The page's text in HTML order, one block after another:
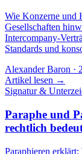
Wie Konzerne und
Gesellschaften
Intercompany-
Standards und
Alexander Baron ·
Artikel lesen →
Signatur &
Paraphe und
rechtlich
Paraphieren